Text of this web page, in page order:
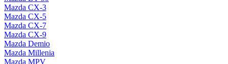
Mazda CX-3
Mazda CX-5
Mazda CX-7
Mazda CX-9
Mazda Demio
Mazda Millenia
Mazda MPV